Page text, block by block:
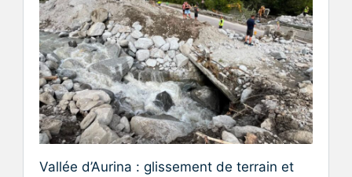
Vallée d’Aurina : glissement de terrain et